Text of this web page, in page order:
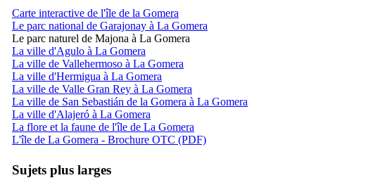
Carte interactive de l'île de la Gomera
Le parc national de Garajonay à La Gomera
Le parc naturel de Majona à La Gomera
La ville d'Agulo à La Gomera
La ville de Vallehermoso à La Gomera
La ville d'Hermigua à La Gomera
La ville de Valle Gran Rey à La Gomera
La ville de San Sebastián de la Gomera à La Gomera
La ville d'Alajeró à La Gomera
La flore et la faune de l'île de La Gomera
L'île de La Gomera - Brochure OTC (PDF)
Sujets plus larges